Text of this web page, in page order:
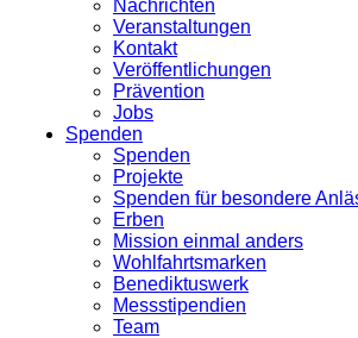
Nachrichten
Veranstaltungen
Kontakt
Veröffentlichungen
Prävention
Jobs
Spenden
Spenden
Projekte
Spenden für besondere
Erben
Mission einmal anders
Wohlfahrtsmarken
Benediktuswerk
Messstipendien
Team